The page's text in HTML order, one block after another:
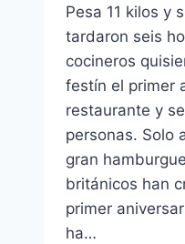
Pesa 11 kilos y
tardaron seis
cocineros
festín el primer
restaurante y
personas. Solo
gran
británicos han
primer
ha…